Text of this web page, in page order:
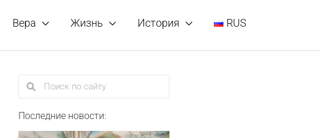
Вера Жизнь История RUS
Поиск
Поиск
Последние новости: